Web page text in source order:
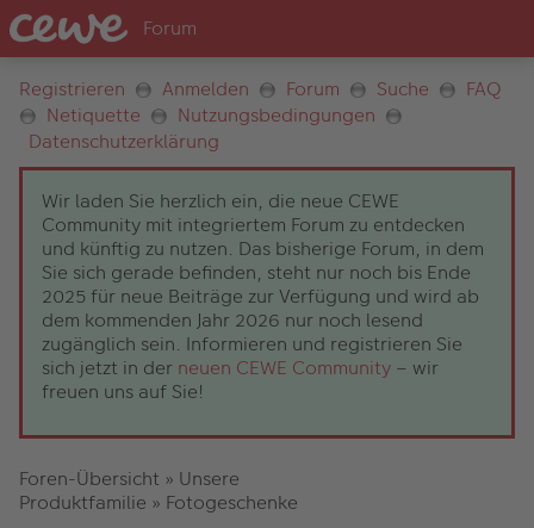
Registrieren Anmelden Forum Suche
FAQ
Netiquette
Nutzungsbedingungen
Datenschutzerklärung
Wir laden Sie herzlich ein, die neue CEWE
Community mit integriertem Forum zu entdecken
und künftig zu nutzen. Das bisherige Forum, in dem
Sie sich gerade befinden, steht nur noch bis Ende
2025 für neue Beiträge zur Verfügung und wird ab
dem kommenden Jahr 2026 nur noch lesend
zugänglich sein. Informieren und registrieren Sie
sich jetzt in der neuen CEWE Community – wir
freuen uns auf Sie!
Foren-Übersicht » Unsere
Produktfamilie » Fotogeschenke